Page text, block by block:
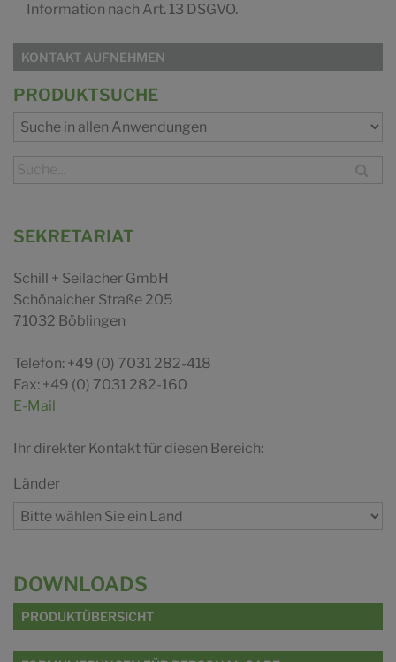
Information nach Art. 13 DSGVO.
KONTAKT AUFNEHMEN
PRODUKTSUCHE
SEKRETARIAT
Schill + Seilacher GmbH
Schönaicher Straße 205
71032 Böblingen
Telefon: +49 (0) 7031 282-418
Fax: +49 (0) 7031 282-160
E-Mail
Ihr direkter Kontakt für diesen Bereich:
Länder
DOWNLOADS
PRODUKTÜBERSICHT